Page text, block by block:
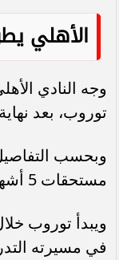
الأهلي
وجه النادي
توروب، بعد
وبحسب
مستحقات 5 أشهر نظير الرحيل عن الفريق.
ويبدأ توروب
في مسيرته